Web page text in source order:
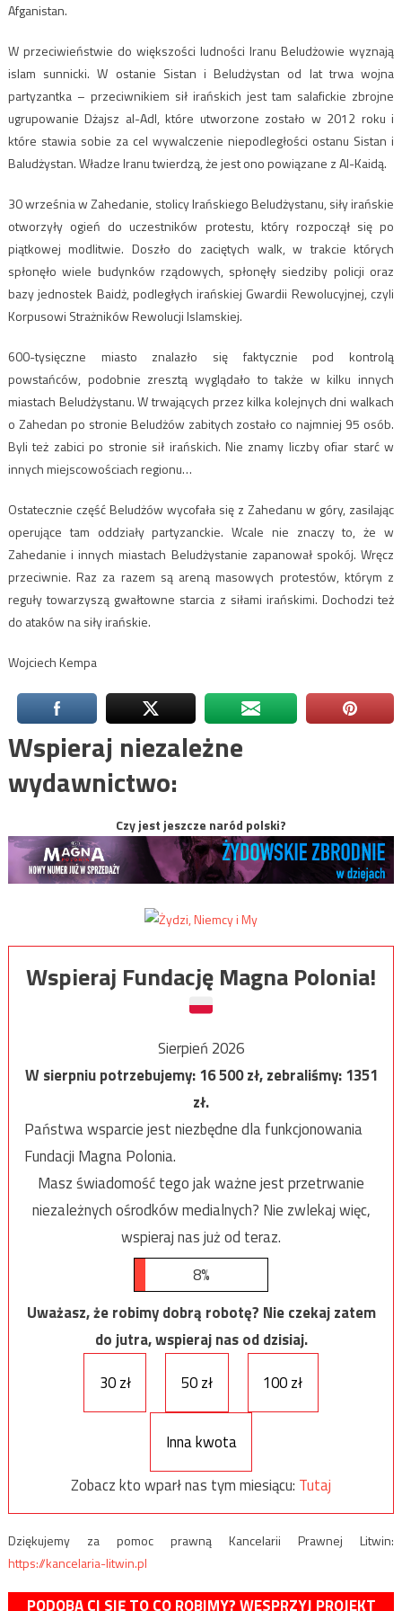
Afganistan.
W przeciwieństwie do większości ludności Iranu Beludżowie wyznają
islam sunnicki. W ostanie Sistan i Beludżystan od lat trwa wojna
partyzantka – przeciwnikiem sił irańskich jest tam salafickie zbrojne
ugrupowanie Dżajsz al-Adl, które utworzone zostało w 2012 roku i
które stawia sobie za cel wywalczenie niepodległości ostanu Sistan i
Baludżystan. Władze Iranu twierdzą, że jest ono powiązane z Al-Kaidą.
30 września w Zahedanie, stolicy Irańskiego Beludżystanu, siły irańskie
otworzyły ogień do uczestników protestu, który rozpoczął się po
piątkowej modlitwie. Doszło do zaciętych walk, w trakcie których
spłonęło wiele budynków rządowych, spłonęły siedziby policji oraz
bazy jednostek Baidż, podległych irańskiej Gwardii Rewolucyjnej, czyli
Korpusowi Strażników Rewolucji Islamskiej.
600-tysięczne miasto znalazło się faktycznie pod kontrolą
powstańców, podobnie zresztą wyglądało to także w kilku innych
miastach Beludżystanu. W trwających przez kilka kolejnych dni walkach
o Zahedan po stronie Beludżów zabitych zostało co najmniej 95 osób.
Byli też zabici po stronie sił irańskich. Nie znamy liczby ofiar starć w
innych miejscowościach regionu…
Ostatecznie część Beludżów wycofała się z Zahedanu w góry, zasilając
operujące tam oddziały partyzanckie. Wcale nie znaczy to, że w
Zahedanie i innych miastach Beludżystanie zapanował spokój. Wręcz
przeciwnie. Raz za razem są areną masowych protestów, którym z
reguły towarzyszą gwałtowne starcia z siłami irańskimi. Dochodzi też
do ataków na siły irańskie.
Wojciech Kempa
Wspieraj niezależne
wydawnictwo:
Czy jest jeszcze naród polski?
Wspieraj Fundację Magna Polonia!
Sierpień 2026
W sierpniu potrzebujemy:16 500zł, zebraliśmy:1351
zł.
Państwa wsparcie jest niezbędne dla funkcjonowania
Fundacji Magna Polonia.
Masz świadomość tego jak ważne jest przetrwanie
niezależnych ośrodków medialnych? Nie zwlekaj więc,
wspieraj nas już od teraz.
8%
Uważasz, że robimy dobrą robotę? Nie czekaj zatem
do jutra, wspieraj nas od dzisiaj.
30 zł
50 zł 100 zł
Inna kwota
Zobacz kto wparł nas tym miesiącu: Tutaj
Dziękujemy za pomoc prawną Kancelarii Prawnej Litwin:
https://kancelaria-litwin.pl
PODOBA CI SIĘ TO CO ROBIMY? WESPRZYJ PROJEKT